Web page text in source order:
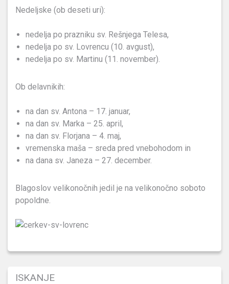
Nedeljske (ob deseti uri):
nedelja po prazniku sv. Rešnjega Telesa,
nedelja po sv. Lovrencu (10. avgust),
nedelja po sv. Martinu (11. november).
Ob delavnikih:
na dan sv. Antona – 17. januar,
na dan sv. Marka – 25. april,
na dan sv. Florjana – 4. maj,
vremenska maša – sreda pred vnebohodom in
na dana sv. Janeza – 27. december.
Blagoslov velikonočnih jedil je na velikonočno soboto
popoldne.
ISKANJE